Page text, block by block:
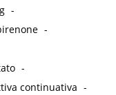
-
-
-
continuativa -